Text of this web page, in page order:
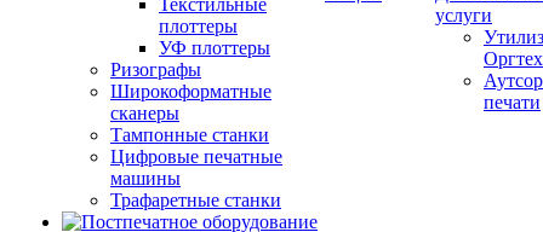
Текстильные
плоттеры
УФ плоттеры
Ризографы
Широкоформатные
сканеры
Тампонные станки
Цифровые печатные
машины
Трафаретные станки
услуги
печати